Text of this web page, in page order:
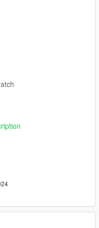
x64/dlcpacks and
dlclist.xml